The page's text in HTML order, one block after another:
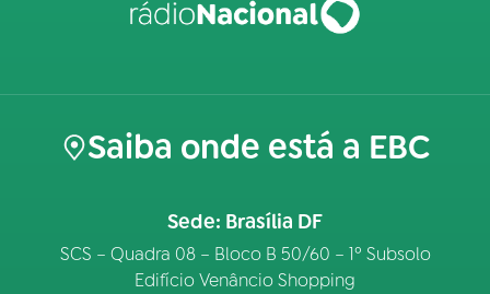
Saiba onde está a EBC
Sede: Brasília DF
SCS – Quadra 08 – Bloco B 50/60 – 1º Subsolo
Edifício Venâncio Shopping